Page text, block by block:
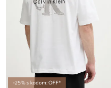
-25% s kodom: OFF*